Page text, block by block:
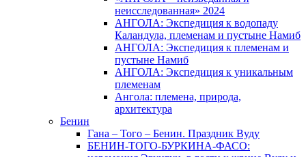
неисследованная» 2024
АНГОЛА: Экспедиция к водопаду
Каландула, племенам и пустыне Намиб
АНГОЛА: Экспедиция к племенам и
пустыне Намиб
АНГОЛА: Экспедиция к уникальным
племенам
Ангола: племена, природа,
архитектура
Бенин
Гана – Того – Бенин. Праздник Вуду
БЕНИН-ТОГО-БУРКИНА-ФАСО: